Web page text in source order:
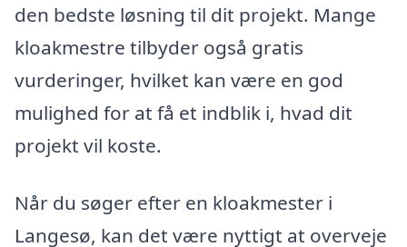
den bedste løsning til dit projekt. Mange
kloakmestre tilbyder også gratis
vurderinger, hvilket kan være en god
mulighed for at få et indblik i, hvad dit
projekt vil koste.
Når du søger efter en kloakmester i
Langesø, kan det være nyttigt at overveje